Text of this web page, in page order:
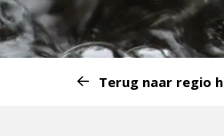
van Terug naar regio